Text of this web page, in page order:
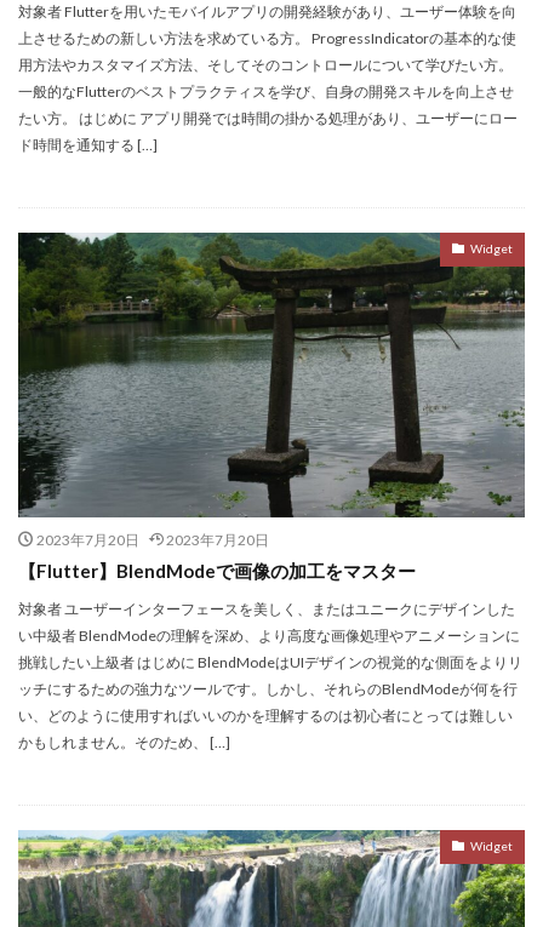
対象者 Flutterを用いたモバイルアプリの開発経験があり、ユーザー体験を向
上させるための新しい方法を求めている方。 ProgressIndicatorの基本的な使
用方法やカスタマイズ方法、そしてそのコントロールについて学びたい方。
一般的なFlutterのベストプラクティスを学び、自身の開発スキルを向上させ
たい方。 はじめに アプリ開発では時間の掛かる処理があり、ユーザーにロー
ド時間を通知する […]
Widget
2023年7月20日 2023年7月20日
【Flutter】BlendModeで画像の加工をマスター
対象者 ユーザーインターフェースを美しく、またはユニークにデザインした
い中級者 BlendModeの理解を深め、より高度な画像処理やアニメーションに
挑戦したい上級者 はじめに BlendModeはUIデザインの視覚的な側面をよりリ
ッチにするための強力なツールです。しかし、それらのBlendModeが何を行
い、どのように使用すればいいのかを理解するのは初心者にとっては難しい
かもしれません。そのため、 […]
Widget